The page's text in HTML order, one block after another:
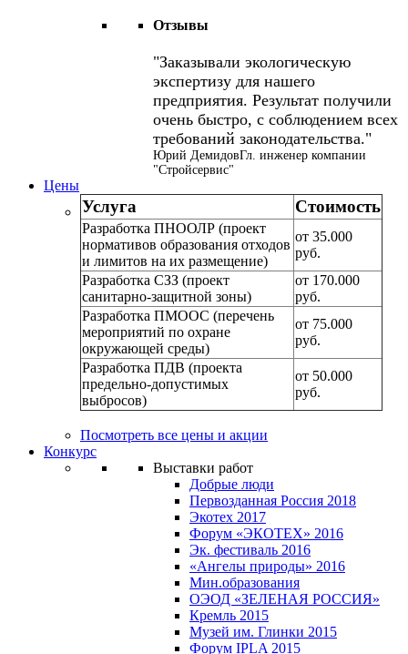
Отзывы
Заказывали экологическую
экспертизу для нашего
предприятия. Результат получили
очень быстро, с соблюдением всех
требований законодательства.
Юрий ДемидовГл. инженер компании
"Стройсервис"
Цены
Услуга Стоимость
Разработка ПНООЛР (проект
нормативов образования отходов
и лимитов на их размещение)
от 35.000
руб.
Разработка СЗЗ (проект
санитарно-защитной зоны)
от 170.000
руб.
Разработка ПМООС (перечень
мероприятий по охране
окружающей среды)
от 75.000
руб.
Разработка ПДВ (проекта
предельно-допустимых
выбросов)
от 50.000
руб.
Посмотреть все цены и акции
Конкурс
Выставки работ
Добрые люди
Первозданная Россия 2018
Экотех 2017
Форум «ЭКОТЕХ» 2016
Эк. фестиваль 2016
«Ангелы природы» 2016
Мин.образования
ОЭОД «ЗЕЛЕНАЯ РОССИЯ»
Кремль 2015
Музей им. Глинки 2015
Форум IPLA 2015